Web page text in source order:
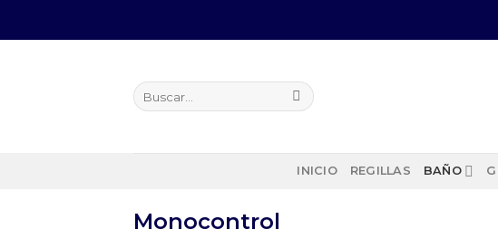
INICIO REGILLAS BAÑO
Monocontrol